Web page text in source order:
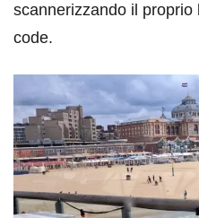
scannerizzando il
code.